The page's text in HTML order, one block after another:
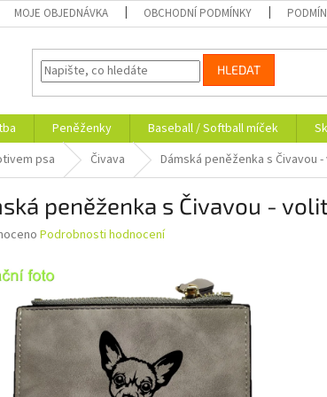
MOJE OBJEDNÁVKA OBCHODNÍ PODMÍNKY
HLEDAT
Peněženky Baseball / Softball míček
psa Čivava Dámská peněženka s Čivavou
peněženka s Čivavou -
Podrobnosti hodnocení